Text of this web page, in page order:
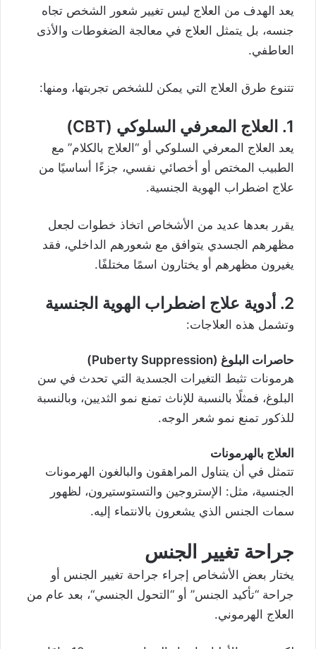
يعد الهدف من العلاج ليس تغيير شعور الشخص تجاه
جنسه، بل يتمثل العلاج في معالجة الضغوطات والأذى
العاطفي.
تتنوع طرق العلاج التي يمكن للشخص تجربتها، ومنها:
1. العلاج المعرفي السلوكي (CBT)
يعد العلاج المعرفي السلوكي أو “العلاج بالكلام” مع
الطبيب المختص أو أخصائي نفسي، جزءًا أساسيًا من
علاج اضطراب الهوية الجنسية.
يقرر بعدها عديد من الأشخاص اتخاذ خطوات لجعل
مظهرهم الجسدي يتوافق مع شعورهم الداخلي، فقد
يغيرون مظهرهم أو يختارون اسمًا مختلفًا.
2. أدوية علاج اضطراب الهوية الجنسية
وتشمل هذه العلاجات:
حاصرات البلوغ (Puberty Suppression)
هرمونات تثبط التغيرات الجسدية التي تحدث في سن
البلوغ، فمثلًا بالنسبة للإناث تمنع نمو الثديين، وبالنسبة
للذكور تمنع نمو شعر الوجه.
العلاج بالهرمونات
تتمثل في أن يتناول المراهقون والبالغون الهرمونات
الجنسية، مثل: الإستروجين والتستوستيرون، لظهور
سمات الجنس الذي يشعرون بالانتماء إليه.
جراحة تغيير الجنس
يختار بعض الأشخاص إجراء جراحة تغيير الجنس أو
جراحة “تأكيد الجنس” أو “التحول الجنسي“، بعد عام من
العلاج الهرموني.